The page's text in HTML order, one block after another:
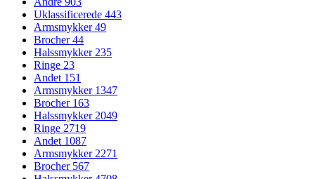
Uklassificerede 443
Armsmykker49
Brocher44
Halssmykker235
Ringe 23
Andet 151
Armsmykker 1347
Brocher 163
Halssmykker2049
Ringe 2719
Andet 1087
Armsmykker2271
Brocher 567